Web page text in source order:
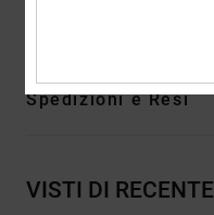
Spedizioni e Resi
VISTI DI RECENTE